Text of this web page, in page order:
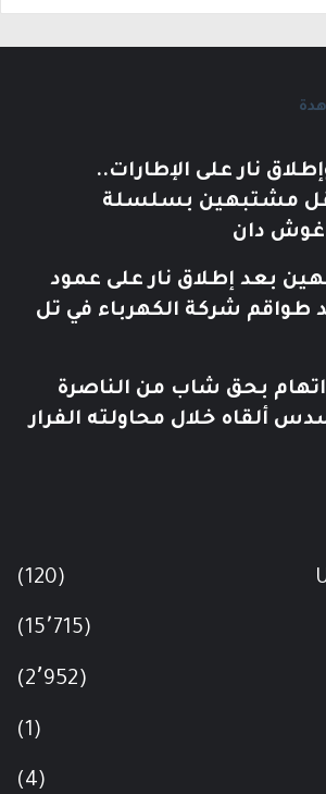
نار على الإطارات..
مشتبهين بسلسلة
غوش دان
بعد إطلاق نار على عمود
طواقم شركة الكهرباء في تل
اتهام بحق شاب من الناصرة
ألقاه خلال محاولته الفرار
(120)
(15٬715)
(2٬952)
(1)
(4)